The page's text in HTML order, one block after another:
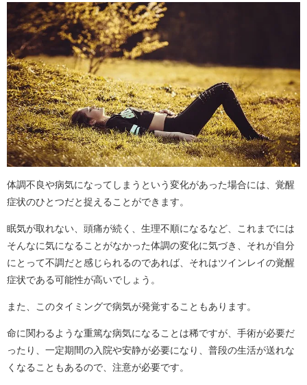
体調不良や病気になってしまうという変化があった場合には、覚醒
症状のひとつだと捉えることができます。
眠気が取れない、頭痛が続く、生理不順になるなど、これまでには
そんなに気になることがなかった体調の変化に気づき、それが自分
にとって不調だと感じられるのであれば、それはツインレイの覚醒
症状である可能性が高いでしょう。
また、このタイミングで病気が発覚することもあります。
命に関わるような重篤な病気になることは稀ですが、手術が必要だ
ったり、一定期間の入院や安静が必要になり、普段の生活が送れな
くなることもあるので、注意が必要です。